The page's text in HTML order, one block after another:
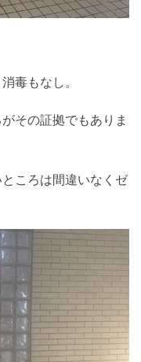
毒もなし。
その証拠でもありま
ころは間違いなくゼ